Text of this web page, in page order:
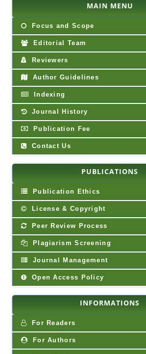
MAIN MENU
Focus and Scope
Editorial Team
Reviewers
Author Guidelines
Indexing
Journal History
Publication Fee
Contact Us
PUBLICATIONS
Publication Ethics
License & Copyright
Peer Review Process
Plagiarism Screening
Journal Management
Open Access Policy
INFORMATIONS
For Readers
For Authors